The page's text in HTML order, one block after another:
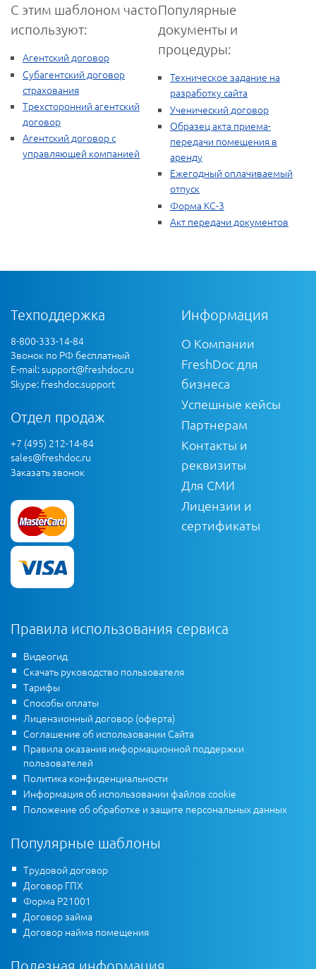
С этим шаблоном часто
используют:
Агентский договор
Субагентский договор
страхования
Трехсторонний агентский
договор
Агентский договор с
управляющей компанией
Популярные
документы и
процедуры:
Техническое задание на
разработку сайта
Ученический договор
Образец акта приема-
передачи помещения в
аренду
Ежегодный оплачиваемый
отпуск
Форма КС-3
Акт передачи документов
Техподдержка
8-800-333-14-84
Звонок по РФ бесплатный
E-mail:support@freshdoc.ru
Skype: freshdoc.support
Отдел продаж
+7 (495) 212-14-84
sales@freshdoc.ru
Заказать звонок
Информация
О Компании
FreshDoc для
бизнеса
Успешные кейсы
Партнерам
Контакты и
реквизиты
Для СМИ
Лицензии и
сертификаты
Правила использования сервиса
Видеогид
Скачать руководство пользователя
Тарифы
Способы оплаты
Лицензионный договор (оферта)
Соглашение об использовании Сайта
Правила оказания информационной поддержки
пользователей
Политика конфиденциальности
Информация об использовании файлов cookie
Положение об обработке и защите персональных данных
Популярные шаблоны
Трудовой договор
Договор ГПХ
Форма Р21001
Договор займа
Договор найма помещения
Полезная информация